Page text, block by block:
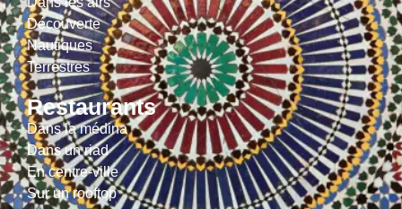
Découverte
Nautiques
Terrestres
Restaurants
Dans la médina
Dans un riad
En centre-ville
Sur un rooftop